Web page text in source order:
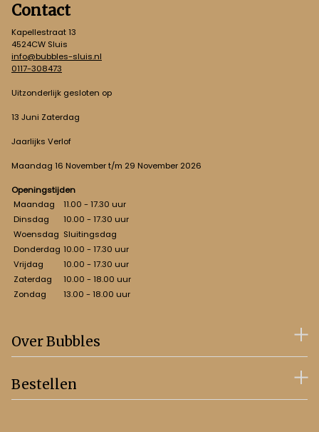
Contact
Kapellestraat 13
4524CW Sluis
info@bubbles-sluis.nl
0117-308473
Uitzonderlijk gesloten op
13 Juni Zaterdag
Jaarlijks Verlof
Maandag 16 November t/m 29 November 2026
Openingstijden
Maandag
11.00 - 17.30 uur
Dinsdag
10.00 - 17.30 uur
Woensdag Sluitingsdag
Donderdag 10.00 - 17.30 uur
Vrijdag
10.00 - 17.30 uur
Zaterdag
10.00 - 18.00 uur
Zondag
13.00 - 18.00 uur
Over Bubbles
Bestellen